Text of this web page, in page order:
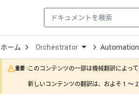
ホーム Open
Dropdown
to
choose
product
Orchestrator
重要 :このコンテンツの一部は機械翻訳によっ
新しいコンテンツの翻訳は、およそ 1 ～ 2